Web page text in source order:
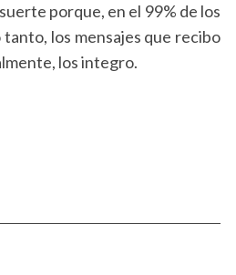
porque, en el 99% de los
los mensajes que recibo
los integro.